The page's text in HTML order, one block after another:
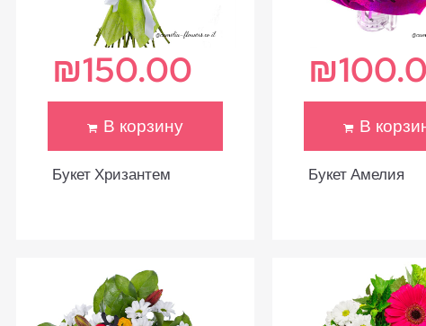
Букет Хризантем
₪150.00
В корзину
Букет Амелия
₪
В